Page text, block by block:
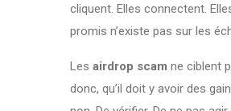
cliquent. Elles connectent.
promis n’existe pas sur les
Les airdrop scam ne ciblent
donc, qu’il doit y avoir des